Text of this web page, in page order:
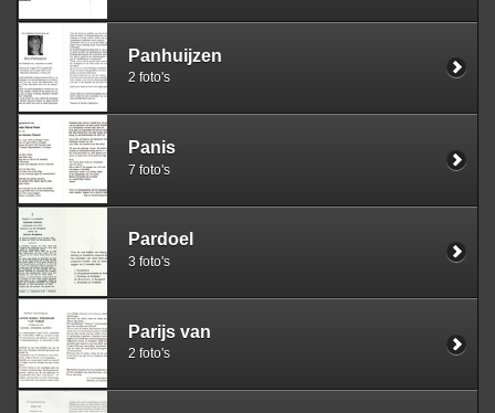
Panhuijzen
2 foto's
Panis
7 foto's
Pardoel
3 foto's
Parijs van
2 foto's